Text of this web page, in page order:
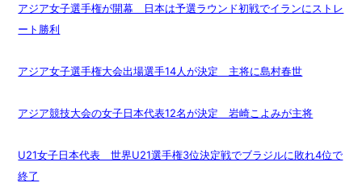
アジア女子選手権が開幕 日本は予選ラウンド初戦でイランにストレ
ート勝利
アジア女子選手権大会出場選手14人が決定 主将に島村春世
アジア競技大会の女子日本代表12名が決定 岩崎こよみが主将
U21女子日本代表 世界U21選手権3位決定戦でブラジルに敗れ4位で
終了